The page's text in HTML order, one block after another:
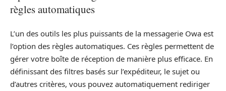
règles automatiques
L’un des outils les plus puissants de la messagerie Owa est
l’option des règles automatiques. Ces règles permettent de
gérer votre boîte de réception de manière plus efficace. En
définissant des filtres basés sur l’expéditeur, le sujet ou
d’autres critères, vous pouvez automatiquement rediriger